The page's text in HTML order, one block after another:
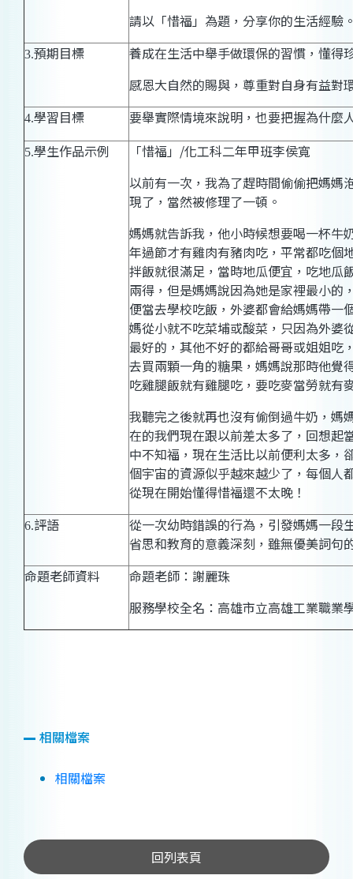
請以「惜福」為題，分享你的生活經驗
3.預期目標
養成在生活中舉手做環保的習慣，懂得
感恩大自然的賜與，尊重對自身有益對
4.學習目標 要舉實際情境來說明，也要把握為什麼
5.學生作品示例 「惜福」 /化工科二年甲班李侯寬
以前有一次， 我為了趕時間偷偷把媽媽
現了， 當然被修理了一頓。
媽媽就告訴我，他小時候想要喝一杯牛
年過節才有雞肉有豬肉吃，平常都吃個
拌飯就很滿足，當時地瓜便宜，吃地瓜
兩得，但是媽媽說因為她是家裡最小的
便當去學校吃飯，外婆都會給媽媽帶一
媽從小就不吃菜埔或酸菜，只因為外婆
最好的，其他不好的都給哥哥或姐姐吃
去買兩顆一角的糖果，媽媽說那時他覺
吃雞腿飯就有雞腿吃，要吃麥當勞就有
我聽完之後就再也沒有偷倒過牛奶，媽
在的我們現在跟以前差太多了，回想起
中不知福，現在生活比以前便利太多，
個宇宙的資源似乎越來越少了，每個人
從現在開始懂得惜福還不太晚 ！
6.評語
從一次幼時錯誤的行為，引發媽媽一段
省思和教育的意義深刻，雖無優美詞句
命題老師資料
命題老師：謝麗珠
服務學校全名：高雄市立高雄工業職業
相關檔案
相關檔案
回列表頁